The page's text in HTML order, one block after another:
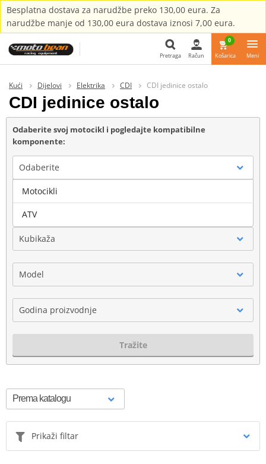
Besplatna dostava za narudžbe preko 130,00 eura. Za
narudžbe manje od 130,00 eura dostava iznosi 7,00 eura.
Pretraga Račun
0
Košarica Meni
Kući Dijelovi Elektrika CDI CDI jedinice ostalo
CDI jedinice ostalo
Odaberite svoj motocikl i pogledajte kompatibilne
komponente:
Odaberite
Marka
Kubikaža
Model
Godina proizvodnje
Tražite
Prikaži filtar
Motocikli
ATV